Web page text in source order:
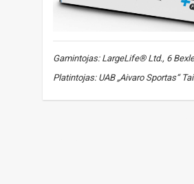
Gamintojas: LargeLife® Ltd., 6
Platintojas: UAB „Aivaro Sportas“